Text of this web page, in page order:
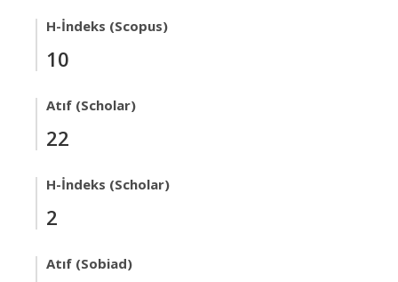
H-İndeks (Scopus)
10
Atıf (Scholar)
22
H-İndeks (Scholar)
2
Atıf (Sobiad)